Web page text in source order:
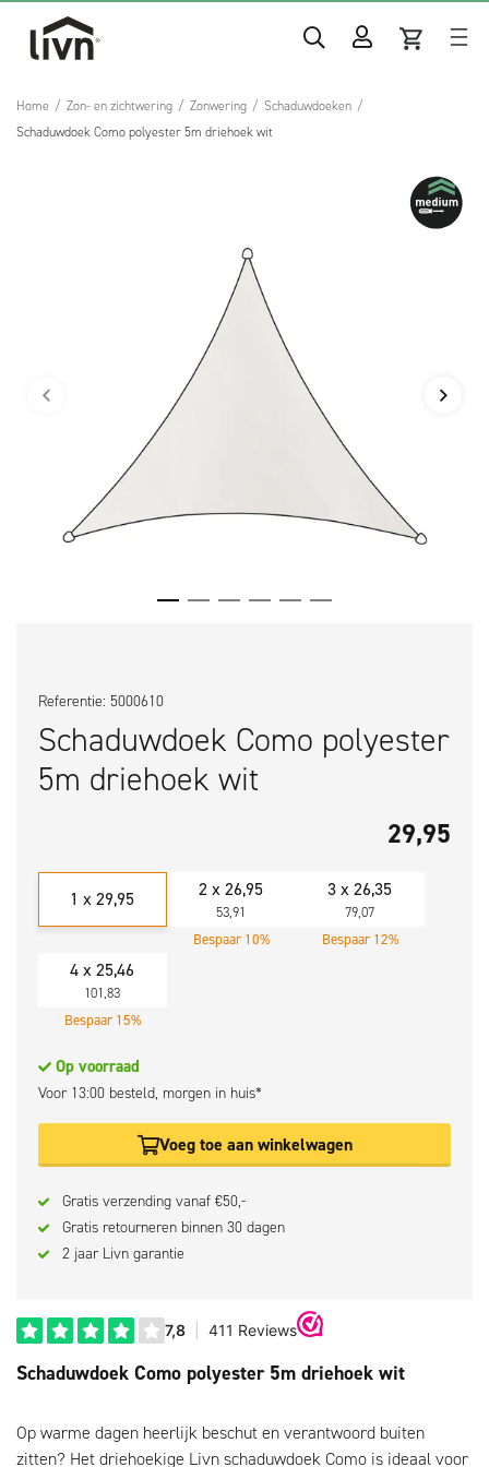
Home / Zon- en zichtwering / Zonwering / Schaduwdoeken /
Schaduwdoek Como polyester 5m driehoek wit
Referentie: 5000610
Schaduwdoek Como polyester
5m driehoek wit
29,95
1 x 29,95 2 x 26,95
53,91
Bespaar 10%
3 x 26,35
79,07
Bespaar 12%
4 x 25,46
101,83
Bespaar 15%
Op voorraad
Voor 13:00 besteld, morgen in huis*
Voeg toe aan winkelwagen
Gratis verzending vanaf €50,-
Gratis retourneren binnen 30 dagen
2 jaar Livn garantie
Schaduwdoek Como polyester 5m driehoek wit
Op warme dagen heerlijk beschut en verantwoord buiten
zitten? Het driehoekige Livn schaduwdoek Como is ideaal voor